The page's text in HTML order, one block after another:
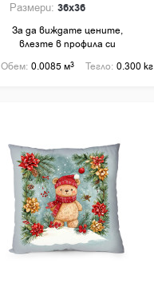
Размери: 36x36
За да виждате цените,
влезте в профила си
Обем: 0.0085 м3 Тегло: 0.300 кг